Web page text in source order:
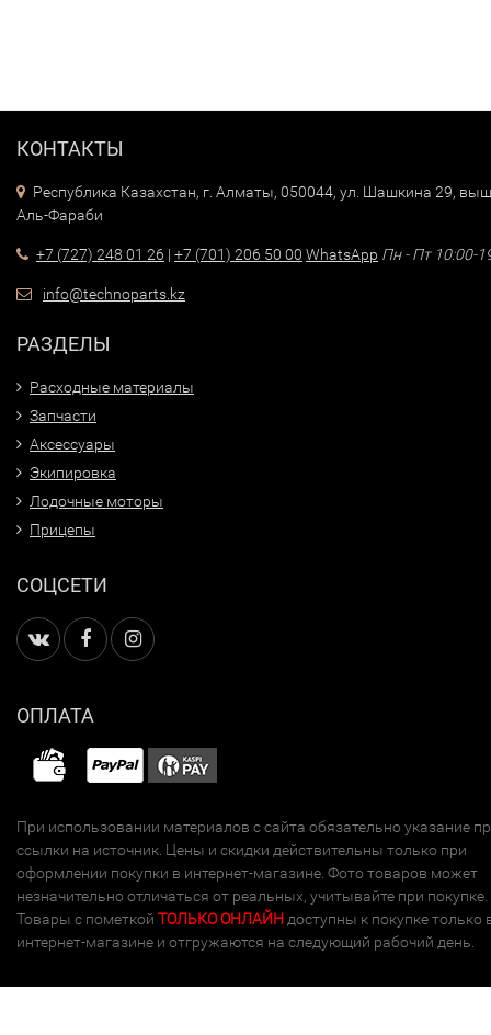
КОНТАКТЫ
Республика Казахстан, г. Алматы, 050044, ул. Шашкина 29,
Аль-Фараби
+7 (727) 248 01 26 | +7 (701) 206 50 00 WhatsApp Пн - Пт 10:00-
info@technoparts.kz
РАЗДЕЛЫ
Расходные материалы
Запчасти
Аксессуары
Экипировка
Лодочные моторы
Прицепы
СОЦСЕТИ
ОПЛАТА
При использовании материалов с сайта обязательно указание
ссылки на источник. Цены и скидки действительны только при
оформлении покупки в интернет-магазине. Фото товаров может
незначительно отличаться от реальных, учитывайте при покупке.
Товары с пометкой ТОЛЬКО ОНЛАЙН доступны к покупке только
интернет-магазине и отгружаются на следующий рабочий день.